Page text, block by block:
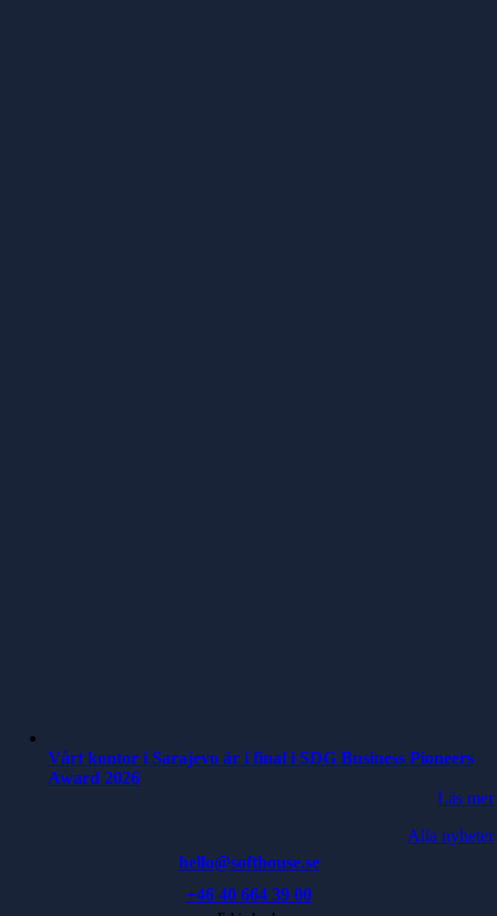
Vårt kontor i Sarajevo är i final i SDG Business Pioneers
Award 2026
Läs mer
Alla nyheter
hello@softhouse.se
+46 40 664 39 00